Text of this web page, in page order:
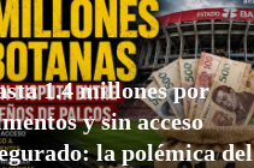
1.4 millones por
y sin acceso
la polémica del